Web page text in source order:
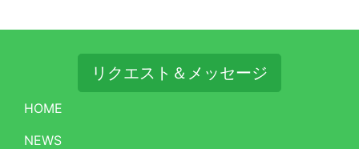
リクエスト＆メッセージ
HOME
NEWS